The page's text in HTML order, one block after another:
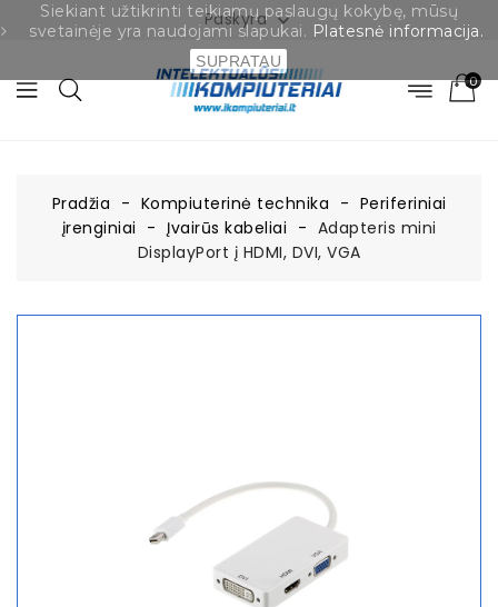
Paskyra
0
Pradžia Kompiuterinė technika
Periferiniai
įrenginiai
Įvairūs kabeliai
Adapteris mini
DisplayPort į HDMI, DVI, VGA
Siekiant užtikrinti teikiamų paslaugų kokybę, mūsų
svetainėje yra naudojami slapukai. Platesnė informacija.
SUPRATAU